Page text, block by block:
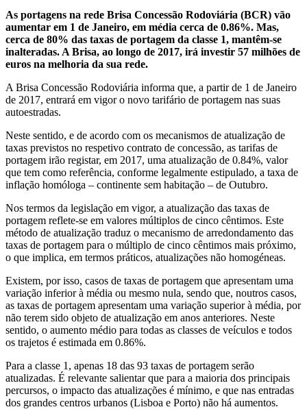
As portagens na rede Brisa Concessão Rodoviária (BCR) vão
aumentar em 1 de Janeiro, em média cerca de 0.86%. Mas,
cerca de 80% das taxas de portagem da classe 1, mantêm-se
inalteradas. A Brisa, ao longo de 2017, irá investir 57 milhões de
euros na melhoria da sua rede.
A Brisa Concessão Rodoviária informa que, a partir de 1 de Janeiro
de 2017, entrará em vigor o novo tarifário de portagem nas suas
autoestradas.
Neste sentido, e de acordo com os mecanismos de atualização de
taxas previstos no respetivo contrato de concessão, as tarifas de
portagem irão registar, em 2017, uma atualização de 0.84%, valor
que tem como referência, conforme legalmente estipulado, a taxa de
inflação homóloga – continente sem habitação – de Outubro.
Nos termos da legislação em vigor, a atualização das taxas de
portagem reflete-se em valores múltiplos de cinco cêntimos. Este
método de atualização traduz o mecanismo de arredondamento das
taxas de portagem para o múltiplo de cinco cêntimos mais próximo,
o que implica, em termos práticos, atualizações não homogéneas.
Existem, por isso, casos de taxas de portagem que apresentam uma
variação inferior à média ou mesmo nula, sendo que, noutros casos,
as taxas de portagem apresentam uma variação superior à média, por
não terem sido objeto de atualização em anos anteriores. Neste
sentido, o aumento médio para todas as classes de veículos e todos
os trajetos é estimada em 0.86%.
Para a classe 1, apenas 18 das 93 taxas de portagem serão
atualizadas. É relevante salientar que para a maioria dos principais
percursos, o impacto das atualizações é mínimo, e que nas entradas
dos grandes centros urbanos (Lisboa e Porto) não há aumentos.